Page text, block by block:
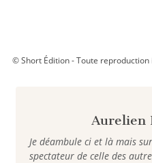
Aurelien
Je déambule ci et là mais
spectateur de celle des
© Short Édition - Toute